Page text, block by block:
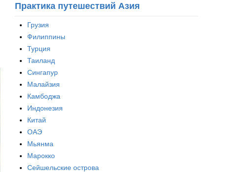
Практика путешествий Азия
Грузия
Филиппины
Турция
Таиланд
Сингапур
Малайзия
Камбоджа
Индонезия
Китай
ОАЭ
Мьянма
Марокко
Сейшельские острова